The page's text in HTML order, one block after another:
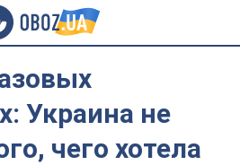
Украина не
чего хотела